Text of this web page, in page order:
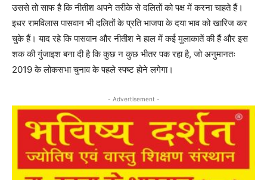
उससे तो साफ है कि नीतीश अपने तरीके से दलितों को पक्ष में करना चाहते हैं।
इधर रामविलास पासवान भी दलितों के प्रति भाजपा के दया भाव को खारिज कर
चुके हैं। याद रहे कि पासवान और नीतीश ने हाल में कई मुलाकातें की हैं और इस
शक की गुंजाइश बना दी है कि कुछ न कुछ भीतर पक रहा है, जो अनुमानतः
2019 के लोकसभा चुनाव के पहले स्पष्ट होने लगेगा।
- Advertisement -